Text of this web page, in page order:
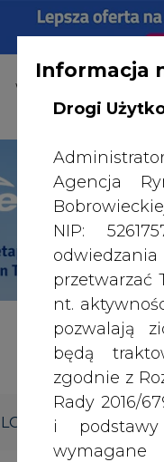
WYDAWCA PORTALU:
GOSPODARKA
Informacja
Drogi
Agencja
NIP:
przetwarzać
nt.
pozwalają
będą
zgodnie z
Rady 2016/
i